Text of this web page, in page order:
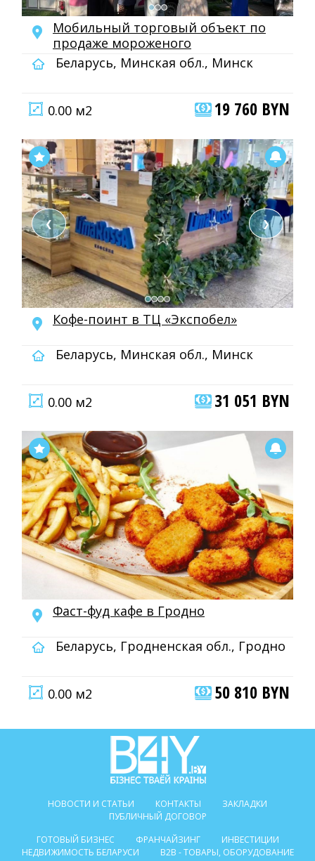
Мобильный торговый объект по
продаже мороженого
Беларусь, Минская обл., Минск
0.00 м2 19 760 BYN
❮ ❯
Кофе-поинт в ТЦ «Экспобел»
Беларусь, Минская обл., Минск
0.00 м2 31 051 BYN
Фаст-фуд кафе в Гродно
Беларусь, Гродненская обл., Гродно
0.00 м2 50 810 BYN
НОВОСТИ И СТАТЬИ КОНТАКТЫ
ЗАКЛАДКИ
ПУБЛИЧНЫЙ ДОГОВОР
ГОТОВЫЙ БИЗНЕС
ФРАНЧАЙЗИНГ
ИНВЕСТИЦИИ
НЕДВИЖИМОСТЬ БЕЛАРУСИ
B2B - ТОВАРЫ, ОБОРУДОВАНИЕ